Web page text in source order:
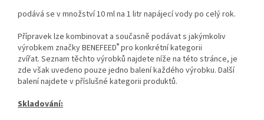
podává se v množství 10 ml na 1 litr napájecí vody po celý rok.
Přípravek lze kombinovat a současně podávat s jakýmkoliv
výrobkem značky BENEFEED® pro konkrétní kategorii
zvířat. Seznam těchto výrobků najdete níže na této stránce, je
zde však uvedeno pouze jedno balení každého výrobku. Další
balení najdete v příslušné kategorii produktů.
Skladování: